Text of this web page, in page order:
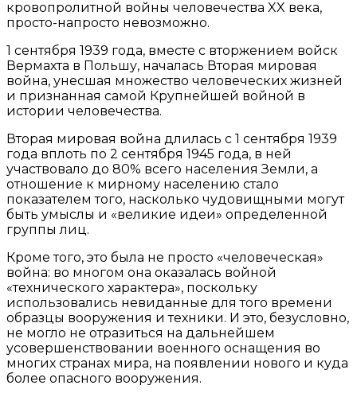
кровопролитной войны человечества XX века,
просто-напросто невозможно.
1 сентября 1939 года, вместе с вторжением войск
Вермахта в Польшу, началась Вторая мировая
война, унесшая множество человеческих жизней
и признанная самой Крупнейшей войной в
истории человечества.
Вторая мировая война длилась с 1 сентября 1939
года вплоть по 2 сентября 1945 года, в ней
участвовало до 80% всего населения Земли, а
отношение к мирному населению стало
показателем того, насколько чудовищными могут
быть умыслы и «великие идеи» определенной
группы лиц.
Кроме того, это была не просто «человеческая»
война: во многом она оказалась войной
«технического характера», поскольку
использовались невиданные для того времени
образцы вооружения и техники. И это, безусловно,
не могло не отразиться на дальнейшем
усовершенствовании военного оснащения во
многих странах мира, на появлении нового и куда
более опасного вооружения.